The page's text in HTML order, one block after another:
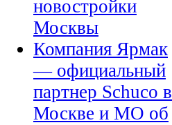
новостройки
Москвы
Компания Ярмак
— официальный
партнер Schuco в
Москве и МО об